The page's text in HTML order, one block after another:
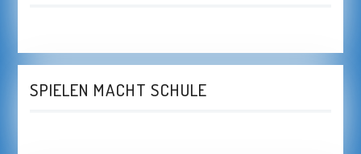
SPIELEN MACHT SCHULE